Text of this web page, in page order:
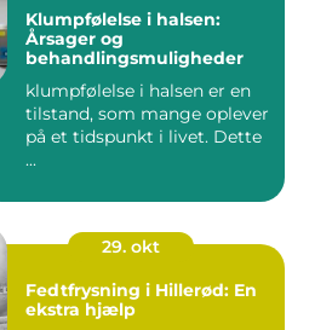
Klumpfølelse i halsen:
Årsager og
behandlingsmuligheder
klumpfølelse i halsen er en
tilstand, som mange oplever
på et tidspunkt i livet. Dette
...
29. okt
Fedtfrysning i Hillerød: En
ekstra hjælp